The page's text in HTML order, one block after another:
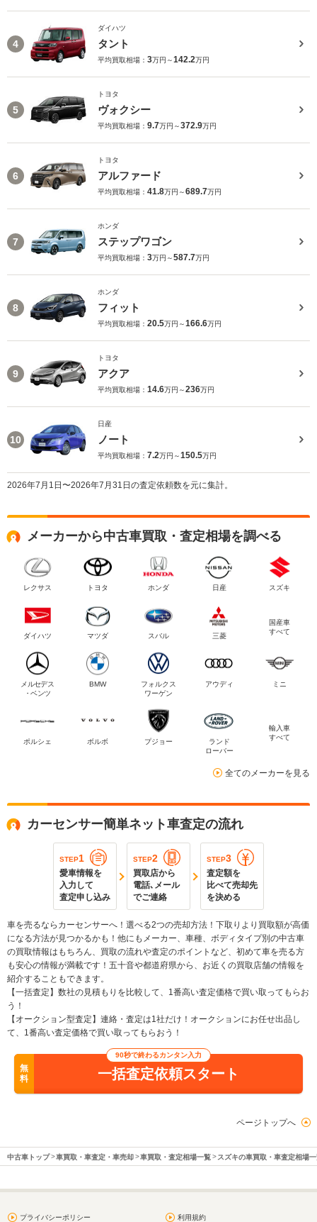
4
ダイハツ
タント
平均買取相場： 3万円～142.2万円
5
トヨタ
ヴォクシー
平均買取相場： 9.7万円～372.9万円
6
トヨタ
アルファード
平均買取相場： 41.8万円～689.7万円
7
ホンダ
ステップワゴン
平均買取相場： 3万円～587.7万円
8
ホンダ
フィット
平均買取相場： 20.5万円～166.6万円
9
トヨタ
アクア
平均買取相場： 14.6万円～236万円
10
日産
ノート
平均買取相場： 7.2万円～150.5万円
2026年7月1日〜2026年7月31日の査定依頼数を元に集計。
メーカーから中古車買取・査定相場を調べる
レクサス トヨタ ホンダ 日産 スズキ
ダイハツ マツダ スバル 三菱
国産車
すべて
メルセデス
・ベンツ
BMW
フォルクス
ワーゲン
アウディ ミニ
ポルシェ ボルボ プジョー
ランド
ローバー
輸入車
すべて
全てのメーカーを見る
カーセンサー簡単ネット車査定の流れ
STEP1
愛車情報を
入力して
査定申し込み
STEP2
買取店から
電話､メール
でご連絡
STEP3
査定額を
比べて売却先
を決める
車を売るならカーセンサーへ！選べる2つの売却方法！下取りより買取額が高価
になる方法が見つかるかも！他にもメーカー、車種、ボディタイプ別の中古車
の買取情報はもちろん、買取の流れや査定のポイントなど、初めて車を売る方
も安心の情報が満載です！五十音や都道府県から、お近くの買取店舗の情報を
紹介することもできます。
【一括査定】数社の見積もりを比較して、1番高い査定価格で買い取ってもらお
う！
【オークション型査定】連絡・査定は1社だけ！オークションにお任せ出品し
て、1番高い査定価格で買い取ってもらおう！
無
料
90秒で終わるカンタン入力
一括査定依頼スタート
ページトップへ
中古車トップ 車買取・車査定・車売却 車買取・査定相場一覧 スズキの車買取・車査定相場
プライバシーポリシー 利用規約